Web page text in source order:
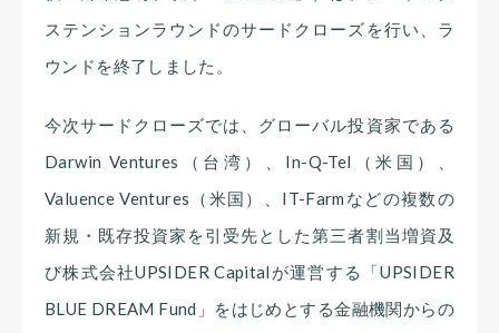
ステンションラウンドのサードクローズを行い、ラ
ウンドを終了しました。
今次サードクローズでは、グローバル投資家である
Darwin Ventures（台湾）、In-Q-Tel（米国）、
Valuence Ventures（米国）、IT-Farmなどの複数の
新規・既存投資家を引受先とした第三者割当増資及
び株式会社UPSIDER Capitalが運営する「UPSIDER
BLUE DREAM Fund」をはじめとする金融機関からの